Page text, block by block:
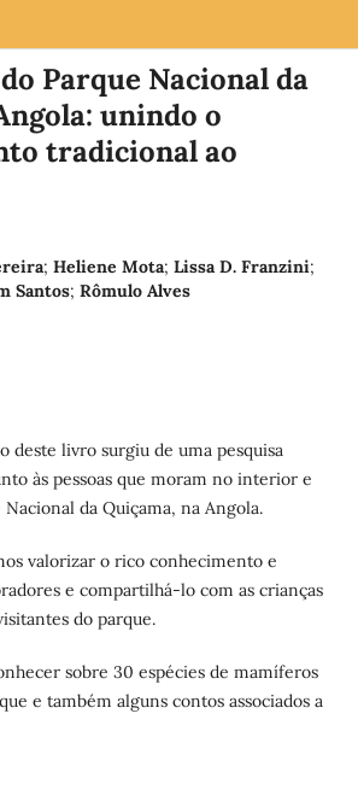
Parque Nacional da
unindo o
tradicional ao
; Heliene Mota; Lissa D. Franzini;
Santos; Rômulo Alves
deste livro surgiu de uma pesquisa
às pessoas que moram no interior e
da Quiçama, na Angola.
valorizar o rico conhecimento e
e compartilhá-lo com as crianças
do parque.
sobre 30 espécies de mamíferos
e também alguns contos associados a